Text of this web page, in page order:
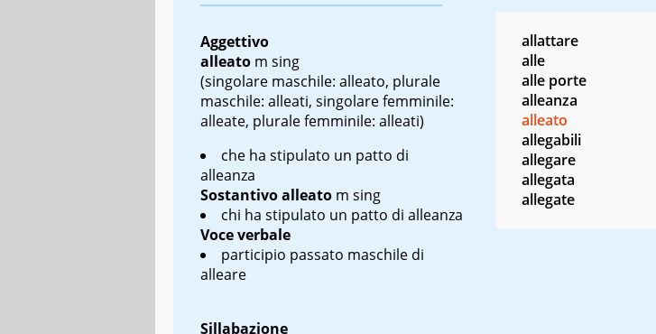
Aggettivo
alleato m sing
(singolare maschile: alleato, plurale
maschile: alleati, singolare femminile:
alleate, plurale femminile: alleati)
che ha stipulato un patto di
alleanza
Sostantivoalleato m sing
chi ha stipulato un patto di alleanza
Voce verbale
participio passato maschile di
alleare
Sillabazione
allattare
alle
alle porte
alleanza
alleato
allegabili
allegare
allegata
allegate